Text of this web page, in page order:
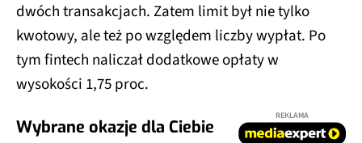
dwóch transakcjach. Zatem limit był nie tylko
kwotowy, ale też po względem liczby wypłat. Po
tym fintech naliczał dodatkowe opłaty w
wysokości 1,75 proc.
Wybrane okazje dla Ciebie
REKLAMA